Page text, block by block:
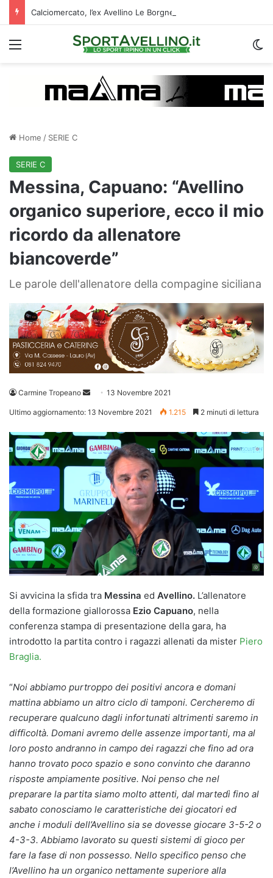
Menu
Home / SERIE C
SERIE C
Messina, Capuano: “Avellino
organico superiore, ecco il mio
ricordo da allenatore
biancoverde”
Le parole dell'allenatore della compagine siciliana
Carmine Tropeano
Invia 13 Novembre 2021
Ultimo aggiornamento: 13 Novembre 2021 1.215 2 minuti di lettura
Si avvicina la sfida tra Messina ed Avellino. L’allenatore
della formazione giallorossa Ezio Capuano, nella
conferenza stampa di presentazione della gara, ha
introdotto la partita contro i ragazzi allenati da mister Piero
Braglia.
“Noi abbiamo purtroppo dei positivi ancora e domani
mattina abbiamo un altro ciclo di tamponi. Cercheremo di
recuperare qualcuno dagli infortunati altrimenti saremo in
difficoltà. Domani avremo delle assenze importanti, ma al
loro posto andranno in campo dei ragazzi che fino ad ora
hanno trovato poco spazio e sono convinto che daranno
risposte ampiamente positive. Noi penso che nel
preparare la partita siamo molto attenti, dal martedì fino al
sabato conosciamo le caratteristiche dei giocatori ed
anche i moduli dell’Avellino sia se dovesse giocare 3-5-2 o
4-3-3. Abbiamo lavorato su questi sistemi di gioco per
fare la fase di non possesso. Nello specifico penso che
l’Avellino ha un organico nettamente superiore alla